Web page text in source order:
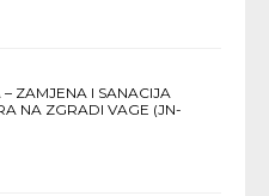
ZAMJENA I SANACIJA
NA ZGRADI VAGE (JN-